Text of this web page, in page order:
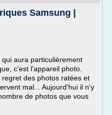
Samsung |
aura particulièrement
c'est l'appareil photo.
des photos ratées et
mal... Aujourd'hui il n'y
de photos que vous